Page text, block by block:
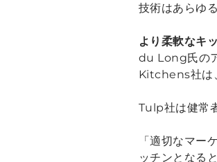
技術はあらゆ
より柔軟なキ
du Long氏の
Kitchens社は
Tulp社は健常
「適切なマー
ッチンとなる